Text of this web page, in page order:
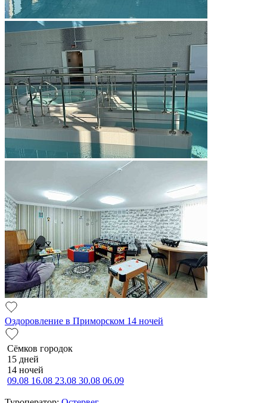
Оздоровление в Приморском 14 ночей
Сёмков городок
15 дней
14 ночей
09.08 16.08 23.08 30.08 06.09